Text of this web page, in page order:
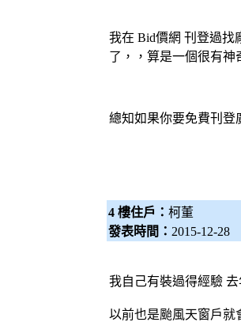
我在 Bid價網 刊登過找
了，，算是一個很有神
總知如果你要免費刊登
4 樓住戶： 柯董
發表時間： 2015-12-28
我自己有裝過得經驗 去
以前也是颱風天窗戶就